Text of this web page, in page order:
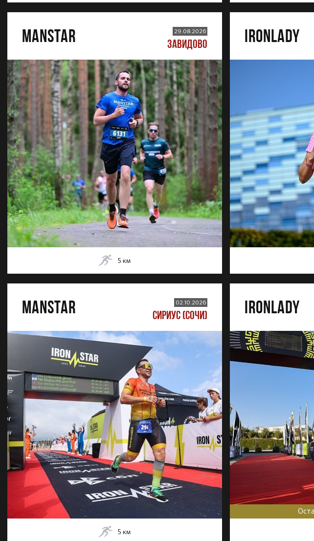
MANSTAR 29.08.2026
ЗАВИДОВО
5км
IRONLADY
MANSTAR 02.10.2026
СИРИУС (СОЧИ)
5км
IRONLADY